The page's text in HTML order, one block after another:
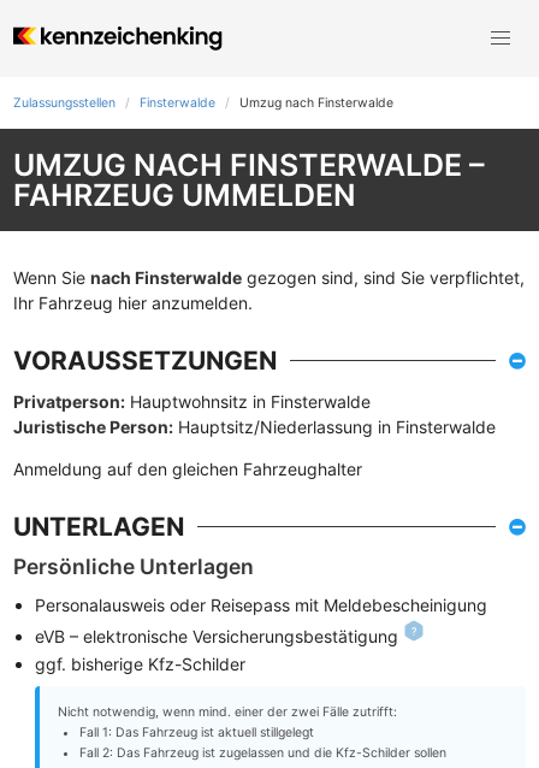
Zulassungsstellen Finsterwalde Umzug nach Finsterwalde
UMZUG NACH FINSTERWALDE –
FAHRZEUG UMMELDEN
Wenn Sie nach Finsterwalde gezogen sind, sind Sie verpflichtet,
Ihr Fahrzeug hier anzumelden.
VORAUSSETZUNGEN
Privatperson: Hauptwohnsitz in Finsterwalde
Juristische Person: Hauptsitz/Niederlassung in Finsterwalde
Anmeldung auf den gleichen Fahrzeughalter
UNTERLAGEN
Persönliche Unterlagen
Personalausweis oder Reisepass mit Meldebescheinigung
eVB – elektronische Versicherungsbestätigung
ggf. bisherige Kfz-Schilder
Nicht notwendig, wenn mind. einer der zwei Fälle zutrifft:
Fall 1: Das Fahrzeug ist aktuell stillgelegt
Fall 2: Das Fahrzeug ist zugelassen und die Kfz-Schilder sollen